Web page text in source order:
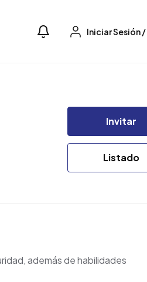
Iniciar Sesión/
Invitar
Listado
además de habilidades